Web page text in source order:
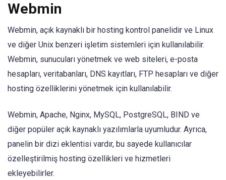
Webmin
Webmin, açık kaynaklı bir hosting kontrol panelidir ve Linux
ve diğer Unix benzeri işletim sistemleri için kullanılabilir.
Webmin, sunucuları yönetmek ve web siteleri, e-posta
hesapları, veritabanları, DNS kayıtları, FTP hesapları ve diğer
hosting özelliklerini yönetmek için kullanılabilir.
Webmin, Apache, Nginx, MySQL, PostgreSQL, BIND ve
diğer popüler açık kaynaklı yazılımlarla uyumludur. Ayrıca,
panelin bir dizi eklentisi vardır, bu sayede kullanıcılar
özelleştirilmiş hosting özellikleri ve hizmetleri
ekleyebilirler.